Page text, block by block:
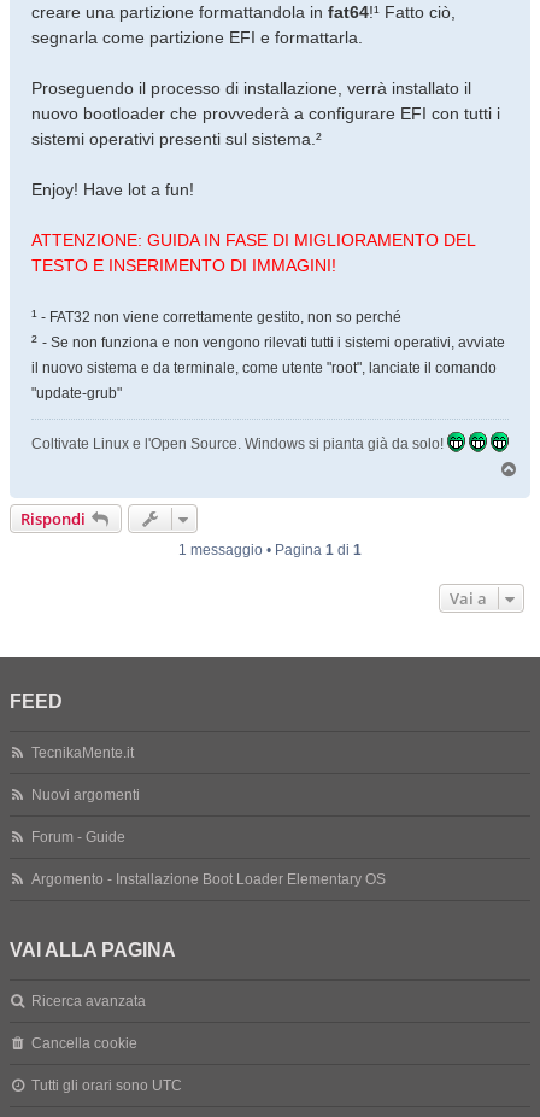
creare una partizione formattandola in fat64!¹ Fatto ciò,
segnarla come partizione EFI e formattarla.
Proseguendo il processo di installazione, verrà installato il
nuovo bootloader che provvederà a configurare EFI con tutti i
sistemi operativi presenti sul sistema.²
Enjoy! Have lot a fun!
ATTENZIONE: GUIDA IN FASE DI MIGLIORAMENTO DEL
TESTO E INSERIMENTO DI IMMAGINI!
¹ - FAT32 non viene correttamente gestito, non so perché
² - Se non funziona e non vengono rilevati tutti i sistemi operativi, avviate
il nuovo sistema e da terminale, come utente "root", lanciate il comando
"update-grub"
Coltivate Linux e l'Open Source. Windows si pianta già da solo!
Rispondi
1 messaggio • Pagina 1 di 1
Vai a
FEED
TecnikaMente.it
Nuovi argomenti
Forum - Guide
Argomento - Installazione Boot Loader Elementary OS
VAI ALLA PAGINA
Ricerca avanzata
Cancella cookie
Tutti gli orari sono UTC